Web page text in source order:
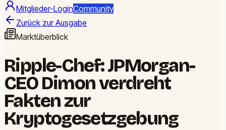
Mitglieder-LoginCommunity
Zurück zur Ausgabe
Marktüberblick
Ripple-Chef: JPMorgan-
CEO Dimon verdreht
Fakten zur
Kryptogesetzgebung